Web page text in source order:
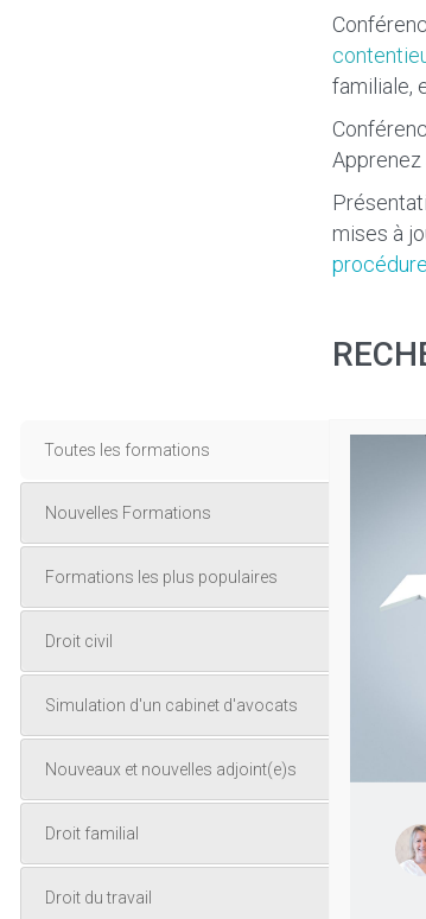
familiale,
Apprenez
mises à
Toutes les formations
Nouvelles Formations
Formations les plus populaires
Droit civil
Simulation d'un cabinet d'avocats
Nouveaux et nouvelles adjoint(e)s
Droit familial
Droit du travail